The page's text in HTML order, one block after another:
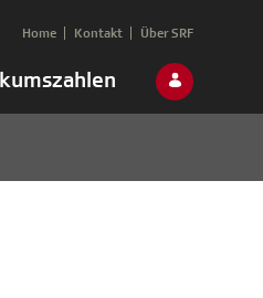
Home Kontakt Über SRF